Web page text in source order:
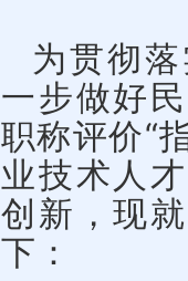
为贯彻
一步做好
职称评价“
业技术人
创新，现
下：